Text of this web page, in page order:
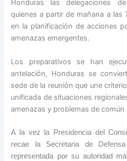
Honduras las delegaciones
quienes a partir de mañana a las
en la planificación de acciones
amenazas emergentes.
Los preparativos se han
antelación, Honduras se
sede de la reunión que une
unificada de situaciones
amenazas y problemas de común
A la vez la Presidencia del
recae la Secretaria de
representada por su autoridad